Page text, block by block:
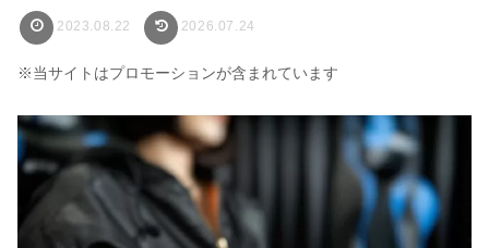
2023.08.22 2026.07.24
※当サイトはプロモーションが含まれています